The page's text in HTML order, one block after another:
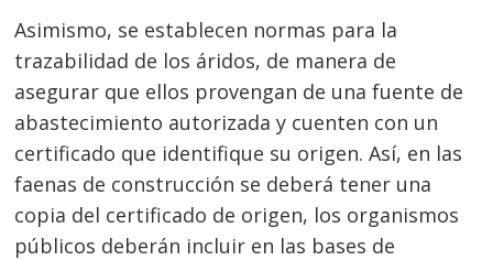
Asimismo, se establecen normas para la
trazabilidad de los áridos, de manera de
asegurar que ellos provengan de una fuente de
abastecimiento autorizada y cuenten con un
certificado que identifique su origen. Así, en las
faenas de construcción se deberá tener una
copia del certificado de origen, los organismos
públicos deberán incluir en las bases de
Navegación
de
entradas